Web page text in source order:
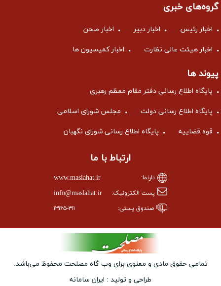
گروه‌های خبری
اخبار رئیس اخبار دبیر اخبار صحن
اخبار هیئت عالی نظارت اخبار کمیسیون ها
پیوند ها
پایگاه اطلاع رسانی دفتر مقام معظم رهبری
پایگاه اطلاع رسانی دولت مجلس شورای اسلامی
قوه قضاییه پایگاه اطلاع رسانی شورای نگهبان
ارتباط با ما
تارنما: www.maslahat.ir
پست الکترونیک: info@maslahat.ir
صندوق پستی: ۱۳۱۶۵-۳۱۱
تمامی حقوق مادی و معنوی برای وب ‌گاه مصلحت محفوظ می‌باشد.
طراحی و تولید : ایران سامانه